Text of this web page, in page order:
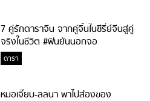
7 คู่รักดาราจีน จากคู่จิ้นในซีรี่ย์จีนสู่คู่
จริงในชีวิต #ฟินยันนอกจอ
ดารา
หมอเจี๊ยบ-ลลนา พาไปส่องของ